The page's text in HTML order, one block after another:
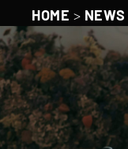
HOME > NEWS